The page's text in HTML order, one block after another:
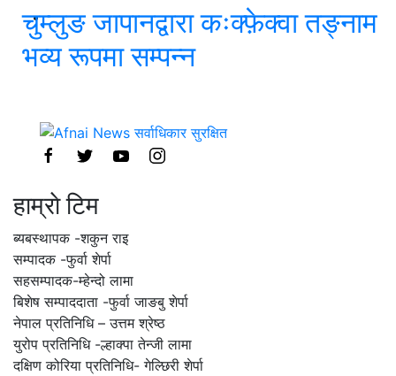
चुम्लुङ जापानद्वारा कःक्फ़ेक्वा तङ्नाम
भव्य रूपमा सम्पन्न
हाम्राे टिम
ब्यबस्थापक -शकुन राइ
सम्पादक -फुर्वा शेर्पा
सहसम्पादक-म्हेन्दो लामा
‍बिशेष सम्पाददाता -फुर्वा जा‌ङबु शेर्पा
नेपाल प्रतिनिधि – उत्तम श्रेष्ठ
युरोप प्रतिनिधि -ल्हाक्पा तेन्जी लामा
दक्षिण कोरिया प्रतिनिधि- गेल्छिरी शेर्पा